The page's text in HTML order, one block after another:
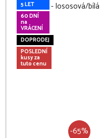
5 LET
60 DNÍ
na
VRÁCENÍ
DOPRODEJ
POSLEDNÍ
kusy za
tuto cenu
-65%